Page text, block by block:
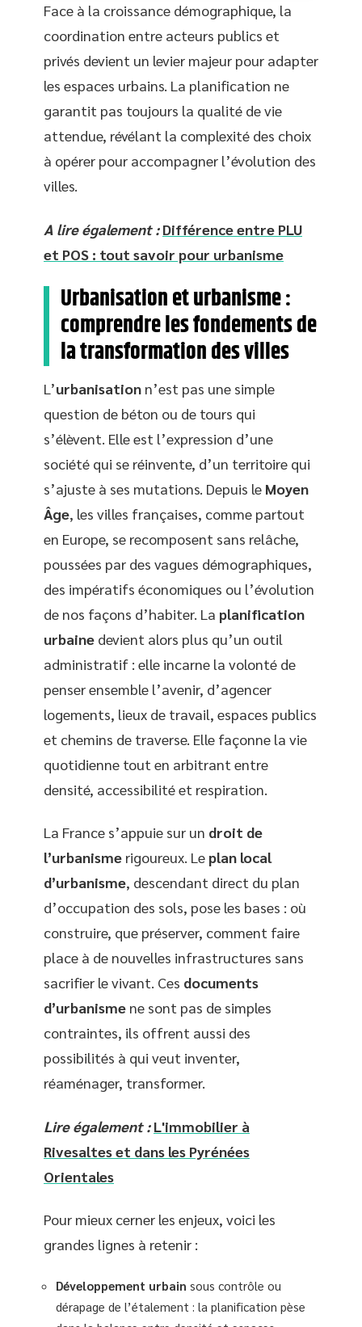
Face à la croissance démographique, la
coordination entre acteurs publics et
privés devient un levier majeur pour adapter
les espaces urbains. La planification ne
garantit pas toujours la qualité de vie
attendue, révélant la complexité des choix
à opérer pour accompagner l’évolution des
villes.
A lire également : Différence entre PLU
et POS : tout savoir pour urbanisme
Urbanisation et urbanisme :
comprendre les fondements de
la transformation des villes
L’urbanisation n’est pas une simple
question de béton ou de tours qui
s’élèvent. Elle est l’expression d’une
société qui se réinvente, d’un territoire qui
s’ajuste à ses mutations. Depuis le Moyen
Âge, les villes françaises, comme partout
en Europe, se recomposent sans relâche,
poussées par des vagues démographiques,
des impératifs économiques ou l’évolution
de nos façons d’habiter. La planification
urbaine devient alors plus qu’un outil
administratif : elle incarne la volonté de
penser ensemble l’avenir, d’agencer
logements, lieux de travail, espaces publics
et chemins de traverse. Elle façonne la vie
quotidienne tout en arbitrant entre
densité, accessibilité et respiration.
La France s’appuie sur un droit de
l’urbanisme rigoureux. Le plan local
d’urbanisme, descendant direct du plan
d’occupation des sols, pose les bases : où
construire, que préserver, comment faire
place à de nouvelles infrastructures sans
sacrifier le vivant. Ces documents
d’urbanisme ne sont pas de simples
contraintes, ils offrent aussi des
possibilités à qui veut inventer,
réaménager, transformer.
Lire également : L'immobilier à
Rivesaltes et dans les Pyrénées
Orientales
Pour mieux cerner les enjeux, voici les
grandes lignes à retenir :
Développement urbain sous contrôle ou
dérapage de l’étalement : la planification pèse